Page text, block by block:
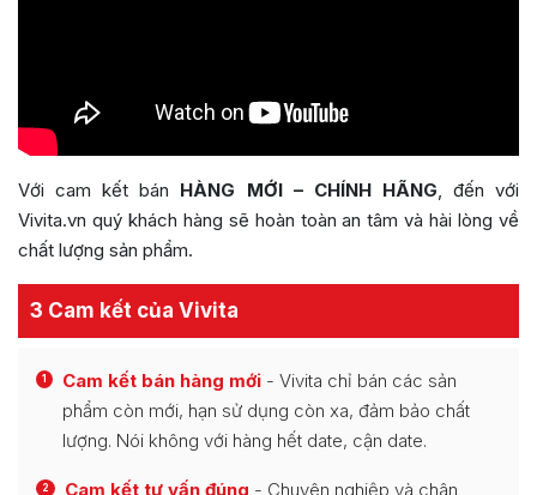
Với cam kết bán HÀNG MỚI – CHÍNH HÃNG, đến với
Vivita.vn quý khách hàng sẽ hoàn toàn an tâm và hài lòng về
chất lượng sản phẩm.
3 Cam kết của Vivita
1 Cam kết bán hàng mới - Vivita chỉ bán các sản
phẩm còn mới, hạn sử dụng còn xa, đảm bảo chất
lượng. Nói không với hàng hết date, cận date.
2 Cam kết tư vấn đúng - Chuyên nghiệp và chân